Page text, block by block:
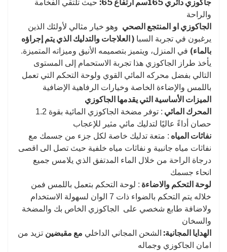
جاكوزي دائري 165سم ارتفاع 65:
حيث تلتقي الفخامة
والراحة
الجاكوزي او المنتجع الصحي وهو خيار مثالي لأولئك الذين
يرغبون في تجربة السبا ( العلاجات والتدليك الذي يتم إجراؤه
بالماء) في المنزل، ويتميز بتصميمه الأنيق وميزاته المتميزة.
يأخذ طراز الجاكوزي هذا تجربة الاستحمام إلى المستوى
التالي بفضل محركه المائي القوي ولوحة التحكم التي تعمل
باللمس والإضاءة الخاصة وخيارات الرفاهية الإضافية
الميزات الأساسية التي يقدمها الجاكوزي
المحرك المائي
: توفر مضخة الجاكوزي المائية بقوة 1.2
حصان أداءً عاليًا لتدليك مائي مثير للإعجاب
نفاثات المياه : متعة تدليك خاصة لكل جزء من جسمك مع
نفاثات مياه جانبية و نفاثات مياه خلفية حيث تصل الى اقصى
درجاة الراحة من خلال الماء المدتفق الذي يلامس جميع
انحاء جسمك
لوحة التحكم والاضاءة : لوحة التحكم بتعمل باللمس فمن
خلاله يتم التحكم بالضواء ذات 7 الوان لسهولة الاستخدام
ولاضافة طابع شخصي على الجاكوزي الخاص بك والمضخة
والسخان
الهدايا المجانية: الشحن المجاني الداخلي مع مقبضين تزيد من
امان الجاكوزي وجماله